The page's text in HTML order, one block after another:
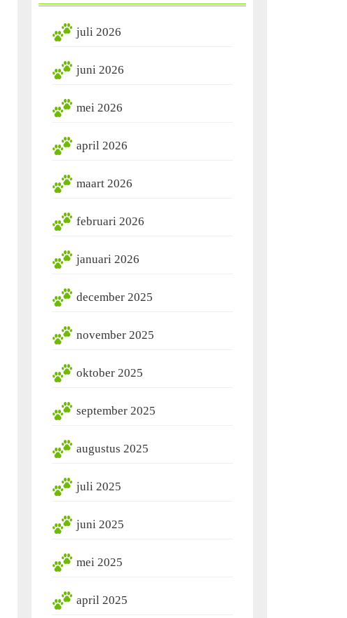
juli 2026
juni 2026
mei 2026
april 2026
maart 2026
februari 2026
januari 2026
december 2025
november 2025
oktober 2025
september 2025
augustus 2025
juli 2025
juni 2025
mei 2025
april 2025